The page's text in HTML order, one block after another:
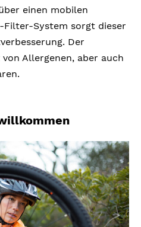
einen mobilen
System sorgt dieser
Der
Allergenen, aber auch